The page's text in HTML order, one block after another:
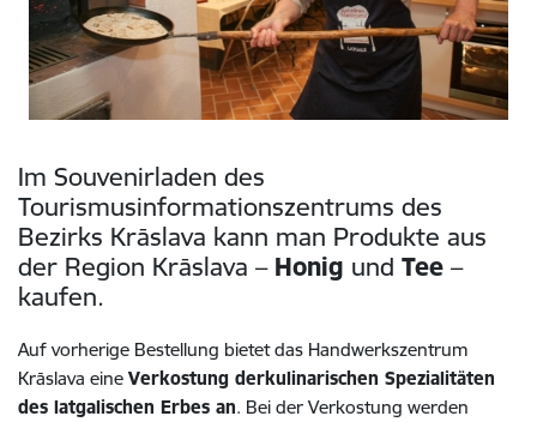
Im Souvenirladen des
Tourismusinformationszentrums des
Bezirks Krāslava kann man Produkte aus
der Region Krāslava – Honig und Tee –
kaufen.
Auf vorherige Bestellung bietet das Handwerkszentrum
Krāslava eine Verkostung derkulinarischen Spezialitäten
des latgalischen Erbes an. Bei der Verkostung werden